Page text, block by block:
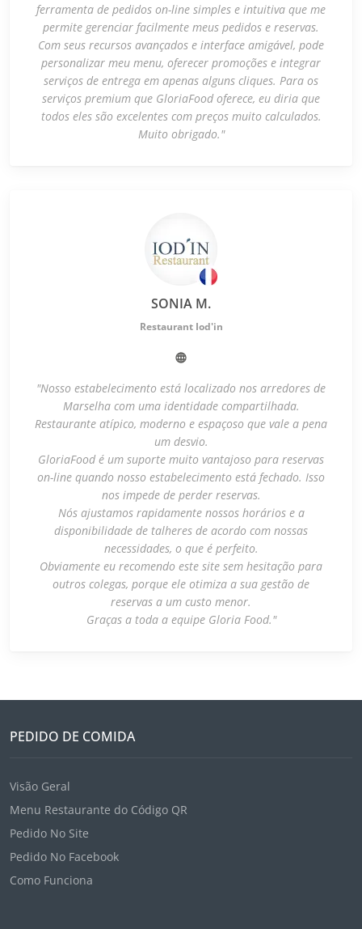
ferramenta de pedidos on-line simples e intuitiva que me
permite gerenciar facilmente meus pedidos e reservas.
Com seus recursos avançados e interface amigável, pode
personalizar meu menu, oferecer promoções e integrar
serviços de entrega em apenas alguns cliques. Para os
serviços premium que GloriaFood oferece, eu diria que
todos eles são excelentes com preços muito calculados.
Muito obrigado."
SONIA M.
Restaurant Iod'in
"Nosso estabelecimento está localizado nos arredores de
Marselha com uma identidade compartilhada.
Restaurante atípico, moderno e espaçoso que vale a pena
um desvio.
GloriaFood é um suporte muito vantajoso para reservas
on-line quando nosso estabelecimento está fechado. Isso
nos impede de perder reservas.
Nós ajustamos rapidamente nossos horários e a
disponibilidade de talheres de acordo com nossas
necessidades, o que é perfeito.
Obviamente eu recomendo este site sem hesitação para
outros colegas, porque ele otimiza a sua gestão de
reservas a um custo menor.
Graças a toda a equipe Gloria Food."
PEDIDO DE COMIDA
Visão Geral
Menu Restaurante do Código QR
Pedido No Site
Pedido No Facebook
Como Funciona